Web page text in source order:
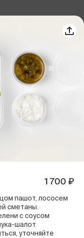
1 700 ₽
пашот, лососем
сметаны.
с соусом
шалот
уточняйте